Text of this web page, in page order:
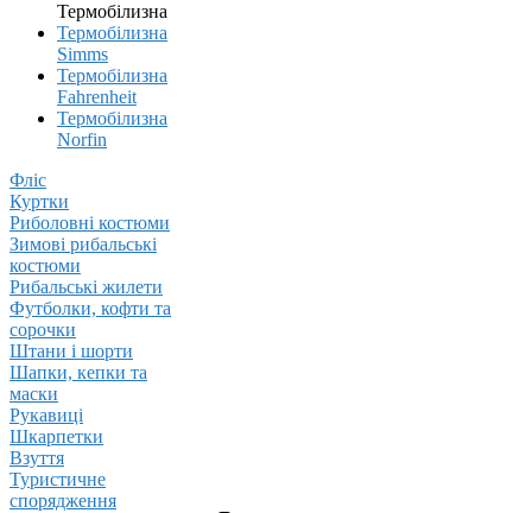
Термобілизна
Термобілизна
Simms
Термобілизна
Fahrenheit
Термобілизна
Norfin
Фліс
Куртки
Риболовні костюми
Зимові рибальські
костюми
Рибальські жилети
Футболки, кофти та
сорочки
Штани і шорти
Шапки, кепки та
маски
Рукавиці
Шкарпетки
Взуття
Туристичне
спорядження